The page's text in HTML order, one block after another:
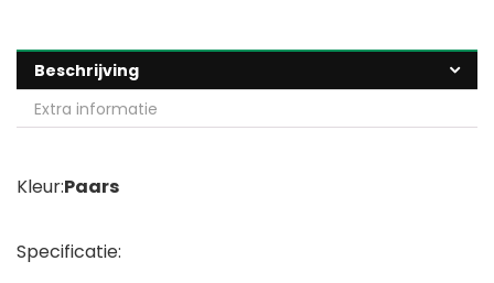
Beschrijving
Extra informatie
Kleur:Paars
Specificatie: